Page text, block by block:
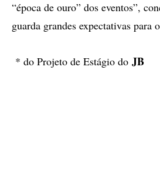
“época de ouro” dos eventos”,
guarda grandes expectativas para
* do Projeto de Estágio do JB